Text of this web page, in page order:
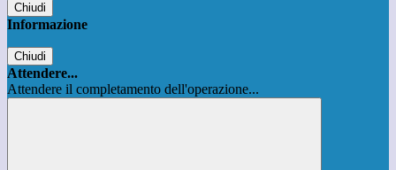
Chiudi
Informazione
Chiudi
Attendere...
Attendere il completamento dell'operazione...